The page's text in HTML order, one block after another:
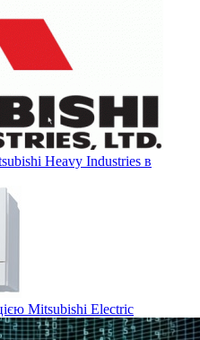
Heavy Industries в
Mitsubishi Electric